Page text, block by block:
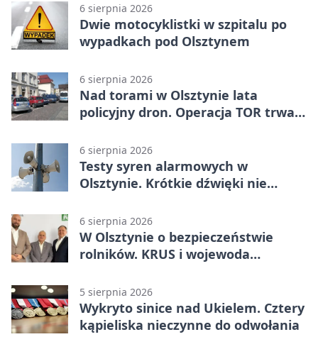
6 sierpnia 2026
Dwie motocyklistki w szpitalu po
wypadkach pod Olsztynem
6 sierpnia 2026
Nad torami w Olsztynie lata
policyjny dron. Operacja TOR trwa
6 sierpnia 2026
Testy syren alarmowych w
Olsztynie. Krótkie dźwięki nie
6 sierpnia 2026
W Olsztynie o bezpieczeństwie
rolników. KRUS i wojewoda
5 sierpnia 2026
Wykryto sinice nad Ukielem. Cztery
kąpieliska nieczynne do odwołania